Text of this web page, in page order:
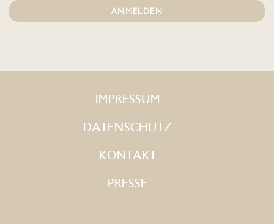
ANMELDEN
IMPRESSUM
DATENSCHUTZ
KONTAKT
PRESSE